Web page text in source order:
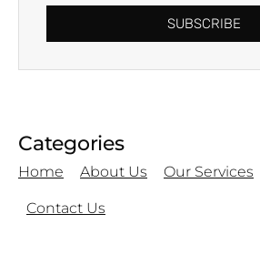
SUBSCRIBE
Categories
Home About Us Our Services
Contact Us